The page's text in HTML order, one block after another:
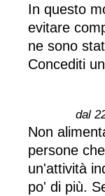
In questo
evitare
ne sono
Concediti
dal
Non
persone
un'attività
po' di più.